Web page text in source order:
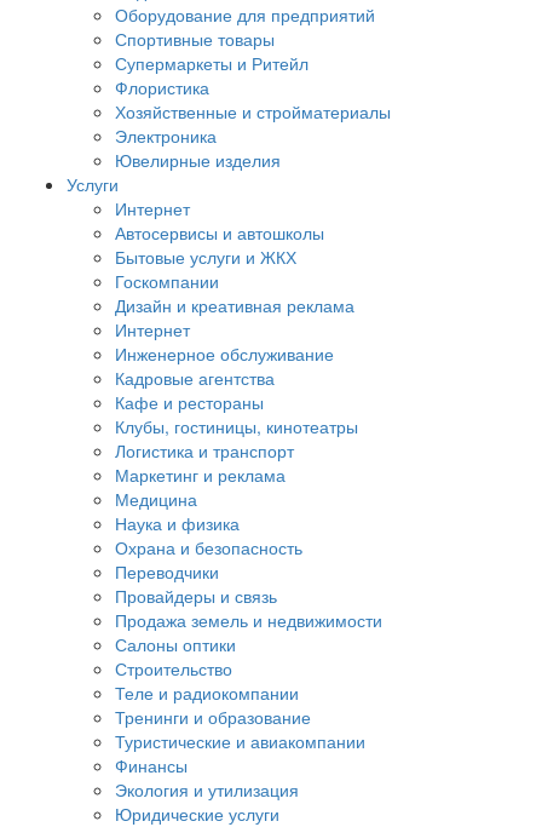
Оборудование для предприятий
Спортивные товары
Супермаркеты и Ритейл
Флористика
Хозяйственные и стройматериалы
Электроника
Ювелирные изделия
Услуги
Интернет
Автосервисы и автошколы
Бытовые услуги и ЖКХ
Госкомпании
Дизайн и креативная реклама
Интернет
Инженерное обслуживание
Кадровые агентства
Кафе и рестораны
Клубы, гостиницы, кинотеатры
Логистика и транспорт
Маркетинг и реклама
Медицина
Наука и физика
Охрана и безопасность
Переводчики
Провайдеры и связь
Продажа земель и недвижимости
Салоны оптики
Строительство
Теле и радиокомпании
Тренинги и образование
Туристические и авиакомпании
Финансы
Экология и утилизация
Юридические услуги